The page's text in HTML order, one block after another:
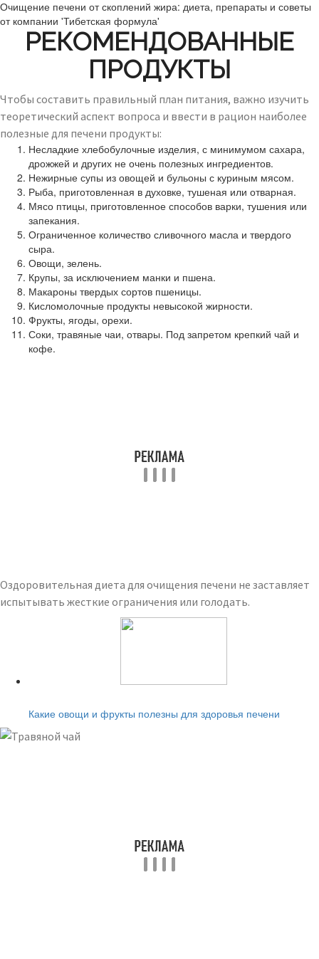
Очищение печени от скоплений жира: диета, препараты и советы
от компании 'Тибетская формула'
РЕКОМЕНДОВАННЫЕ
ПРОДУКТЫ
Чтобы составить правильный план питания, важно изучить
теоретический аспект вопроса и ввести в рацион наиболее
полезные для печени продукты:
Несладкие хлебобулочные изделия, с минимумом сахара,
дрожжей и других не очень полезных ингредиентов.
Нежирные супы из овощей и бульоны с куриным мясом.
Рыба, приготовленная в духовке, тушеная или отварная.
Мясо птицы, приготовленное способов варки, тушения или
запекания.
Ограниченное количество сливочного масла и твердого
сыра.
Овощи, зелень.
Крупы, за исключением манки и пшена.
Макароны твердых сортов пшеницы.
Кисломолочные продукты невысокой жирности.
Фрукты, ягоды, орехи.
Соки, травяные чаи, отвары. Под запретом крепкий чай и
кофе.
Оздоровительная диета для очищения печени не заставляет
испытывать жесткие ограничения или голодать.
Какие овощи и фрукты полезны для здоровья печени